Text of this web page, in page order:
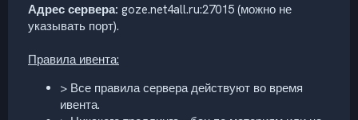
Адрес сервера: goze.net4all.ru:27015 (можно не
указывать порт).
Правила ивента:
> Все правила сервера действуют во время
ивента.